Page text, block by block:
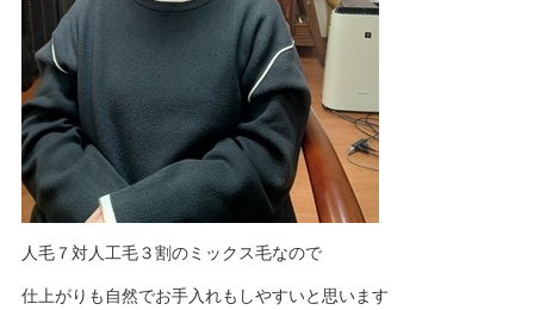
人毛７対人工毛３割のミックス毛なので
仕上がりも自然でお手入れもしやすいと思います